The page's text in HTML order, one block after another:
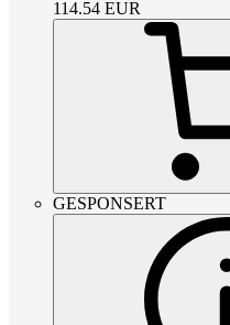
114.54 EUR
GESPONSERT